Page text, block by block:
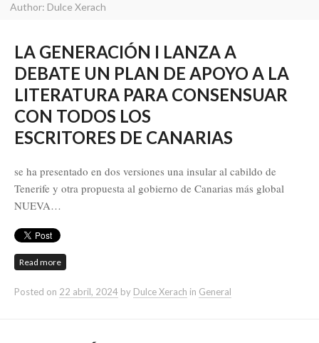
Author: Dulce Xerach
LA GENERACIÓN I LANZA A
DEBATE UN PLAN DE APOYO A LA
LITERATURA PARA CONSENSUAR
CON TODOS LOS
ESCRITORES DE CANARIAS
se ha presentado en dos versiones una insular al cabildo de
Tenerife y otra propuesta al gobierno de Canarias más global
NUEVA…
Read more
Posted on 22 abril, 2024 by Dulce Xerach in General